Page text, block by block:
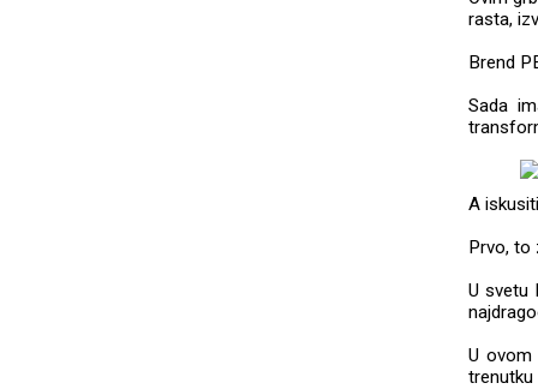
rasta,
Brend
Sada
A
Prvo, to
U svetu
U ovom
trenutku